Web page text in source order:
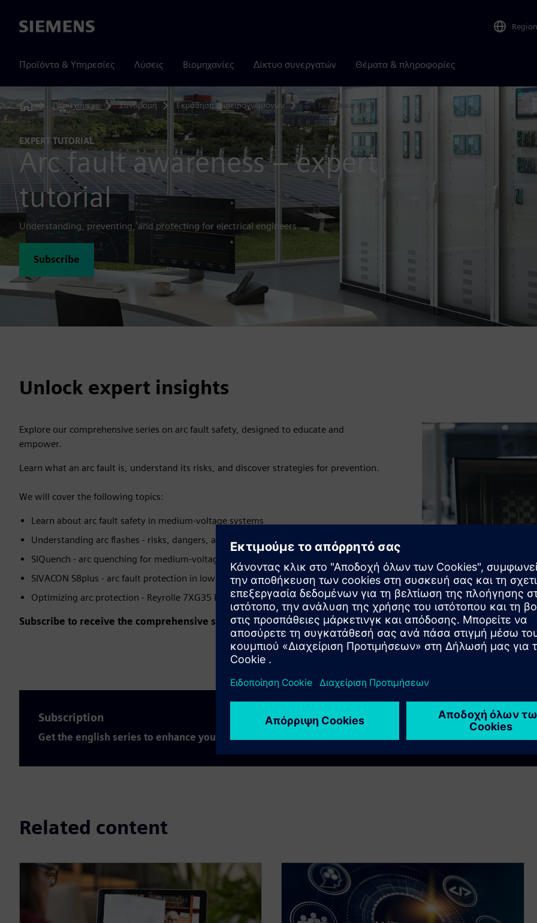
Siemens Region
Προϊόντα & Υπηρεσίες Λύσεις Βιομηχανίες Δίκτυο συνεργατών Θέματα & πληροφορίες
Home
Περιεχόμενο Συνδρομή Εκμάθηση εμπειρογνωμόνων Arc fault awareness
EXPERT TUTORIAL
Arc fault awareness – expert
tutorial
Understanding, preventing, and protecting for electrical engineers
Subscribe
Unlock expert insights
Explore our comprehensive series on arc fault safety, designed to educate and
empower.
Learn what an arc fault is, understand its risks, and discover strategies for prevention.
We will cover the following topics:
Learn about arc fault safety in medium-voltage systems
Understanding arc flashes - risks, dangers, and statistics
SIQuench - arc quenching for medium-voltage applications
SIVACON S8plus - arc fault protection in low-voltage switchboards
Optimizing arc protection - Reyrolle 7XG35 ReyArc
Subscribe to receive the comprehensive series for free! Play
Subscription
Get the english series to enhance your expertise
Related content